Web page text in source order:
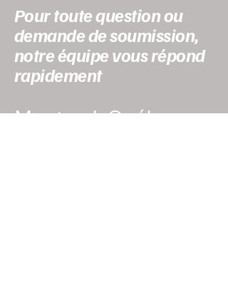
Pour toute question ou
demande de soumission,
notre équipe vous répond
rapidement
Montreal, Québec